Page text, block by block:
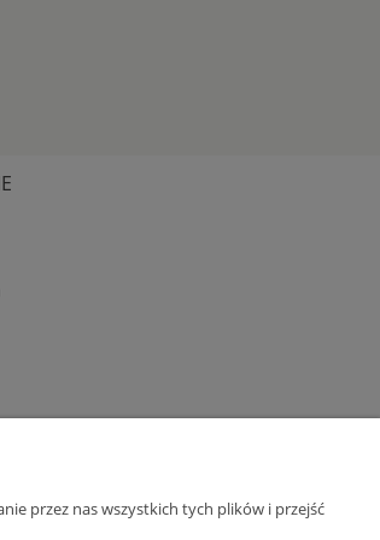
przez nas wszystkich tych plików i przejść